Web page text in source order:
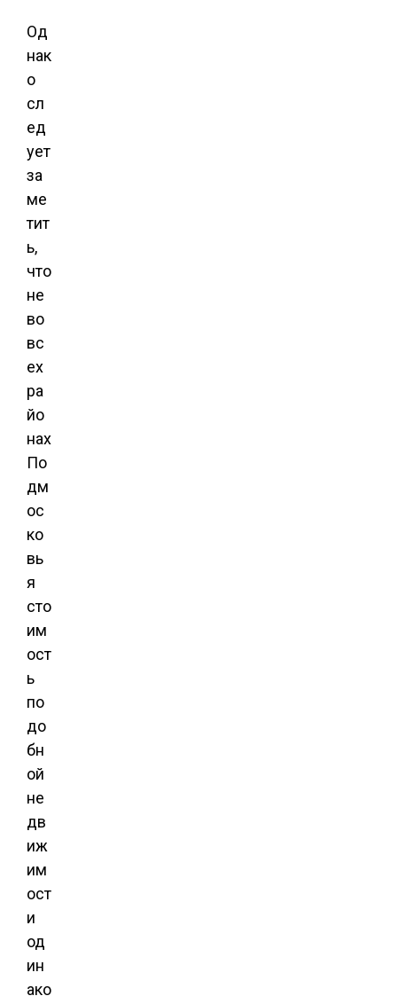
Од
нак
о
сл
ед
ует
за
ме
тит
ь,
что
не
во
вс
ех
ра
йо
нах
По
дм
ос
ко
вь
я
сто
им
ост
ь
по
до
бн
ой
не
дв
иж
им
ост
и
од
ин
ако